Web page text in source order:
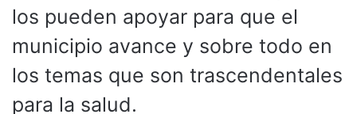
los pueden apoyar para que el
municipio avance y sobre todo en
los temas que son trascendentales
para la salud.